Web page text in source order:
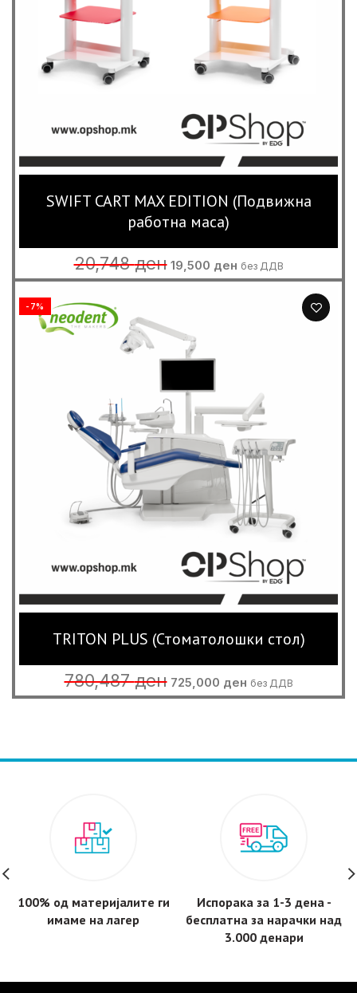
SWIFT CART MAX EDITION (Подвижна
работна маса)
20,748ден Original
price
19,500 ден Current
price
без ДДВ
-7%
TRITON PLUS (Стоматолошки стол)
780,487ден Original
price
725,000 ден Current
price
без ДДВ
100% од материјалите ги
имаме на лагер
Испорака за 1-3 дена -
бесплатнa за нарачки над
3.000 денари